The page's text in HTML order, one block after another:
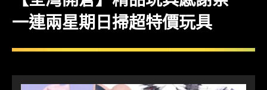
一連兩星期日掃超特價玩具